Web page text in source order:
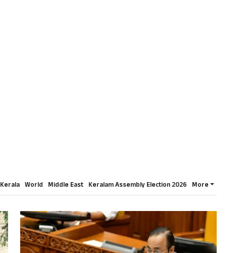
Kerala World Middle East Keralam Assembly Election 2026 More